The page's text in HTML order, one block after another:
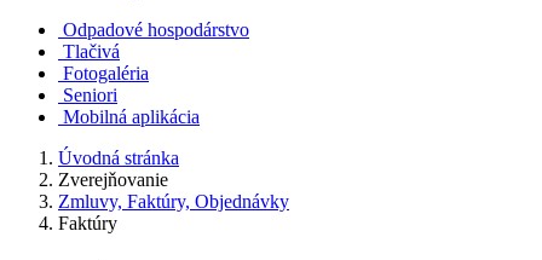
Odpadové hospodárstvo
Tlačivá
Fotogaléria
Seniori
Mobilná aplikácia
Úvodná stránka
Zverejňovanie
Zmluvy, Faktúry, Objednávky
Faktúry